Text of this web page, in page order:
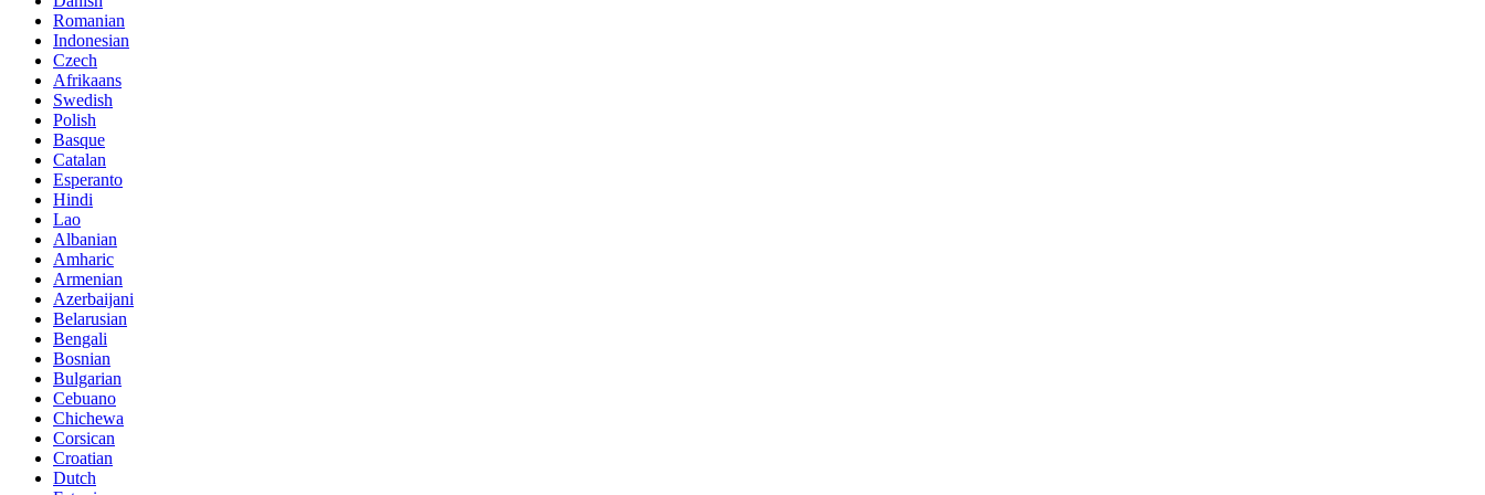
Romanian
Indonesian
Czech
Afrikaans
Swedish
Polish
Basque
Catalan
Esperanto
Hindi
Lao
Albanian
Amharic
Armenian
Azerbaijani
Belarusian
Bengali
Bosnian
Bulgarian
Cebuano
Chichewa
Corsican
Croatian
Dutch